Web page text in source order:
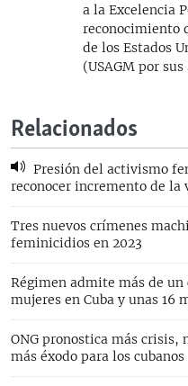
a la Excelencia
reconocimiento
de los Estados
(USAGM por
Relacionados
Presión del activismo
reconocer incremento de la
Tres nuevos crímenes
feminicidios en 2023
Régimen admite más de un
mujeres en Cuba y unas
ONG pronostica más crisis,
más éxodo para los cubanos